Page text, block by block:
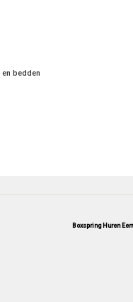
en bedden
Boxspring Huren